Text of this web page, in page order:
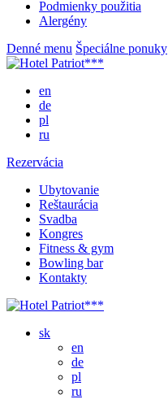
Podmienky použitia
Alergény
Denné menu Špeciálne ponuky
en
de
pl
ru
Rezervácia
Ubytovanie
Reštaurácia
Svadba
Kongres
Fitness & gym
Bowling bar
Kontakty
sk
en
de
pl
ru